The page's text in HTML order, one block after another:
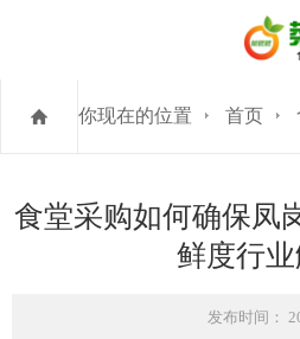
你现在的位置 首页
食堂采购如何确保凤
鲜度行
发布时间：